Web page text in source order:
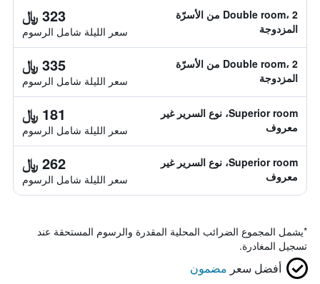
Double room، 2 من الأسرّة
المزدوجة
323 ﷼
سعر الليلة شامل الرسوم
Double room، 2 من الأسرّة
المزدوجة
335 ﷼
سعر الليلة شامل الرسوم
Superior room، نوع السرير غير
معروف
181 ﷼
سعر الليلة شامل الرسوم
Superior room، نوع السرير غير
معروف
262 ﷼
سعر الليلة شامل الرسوم
*يشمل المجموع الضرائب المحلية المقدرة والرسوم المستحقة عند
تسجيل المغادرة.
أفضل سعر مضمون